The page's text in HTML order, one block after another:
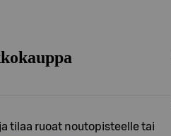
tilaa ruoat noutopisteelle tai